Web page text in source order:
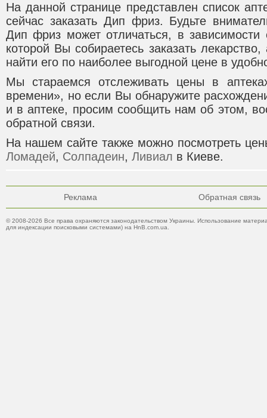
На данной странице представлен список
сейчас заказать Дип фриз. Будьте
Дип фриз может отличаться, в зависимости
которой Вы собираетесь заказать
найти его по наиболее выгодной цене в
Мы стараемся отслеживать цены в
времени», но если Вы обнаружите
и в аптеке, просим сообщить нам об этом,
обратной связи.
На нашем сайте также можно посмотреть
Ломадей, Солпадеин, Ливиал в Киеве.
Реклама Обратная связь
© 2008-2026 Все права охраняются законодательством Украины. Использование
для индексации поисковыми системами) на HnB.com.ua.